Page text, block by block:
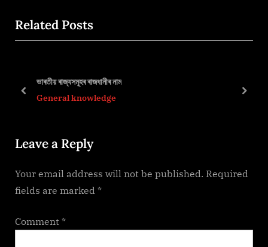
navigation
e
v
u
o
t
:
t
Related Posts
ভাৰতীয় ৰাজ্যসমূহৰ ৰাজধানীৰ নাম
General knowledge
prev next
Leave a Reply
Your email address will not be published. Required
fields are marked *
Comment *